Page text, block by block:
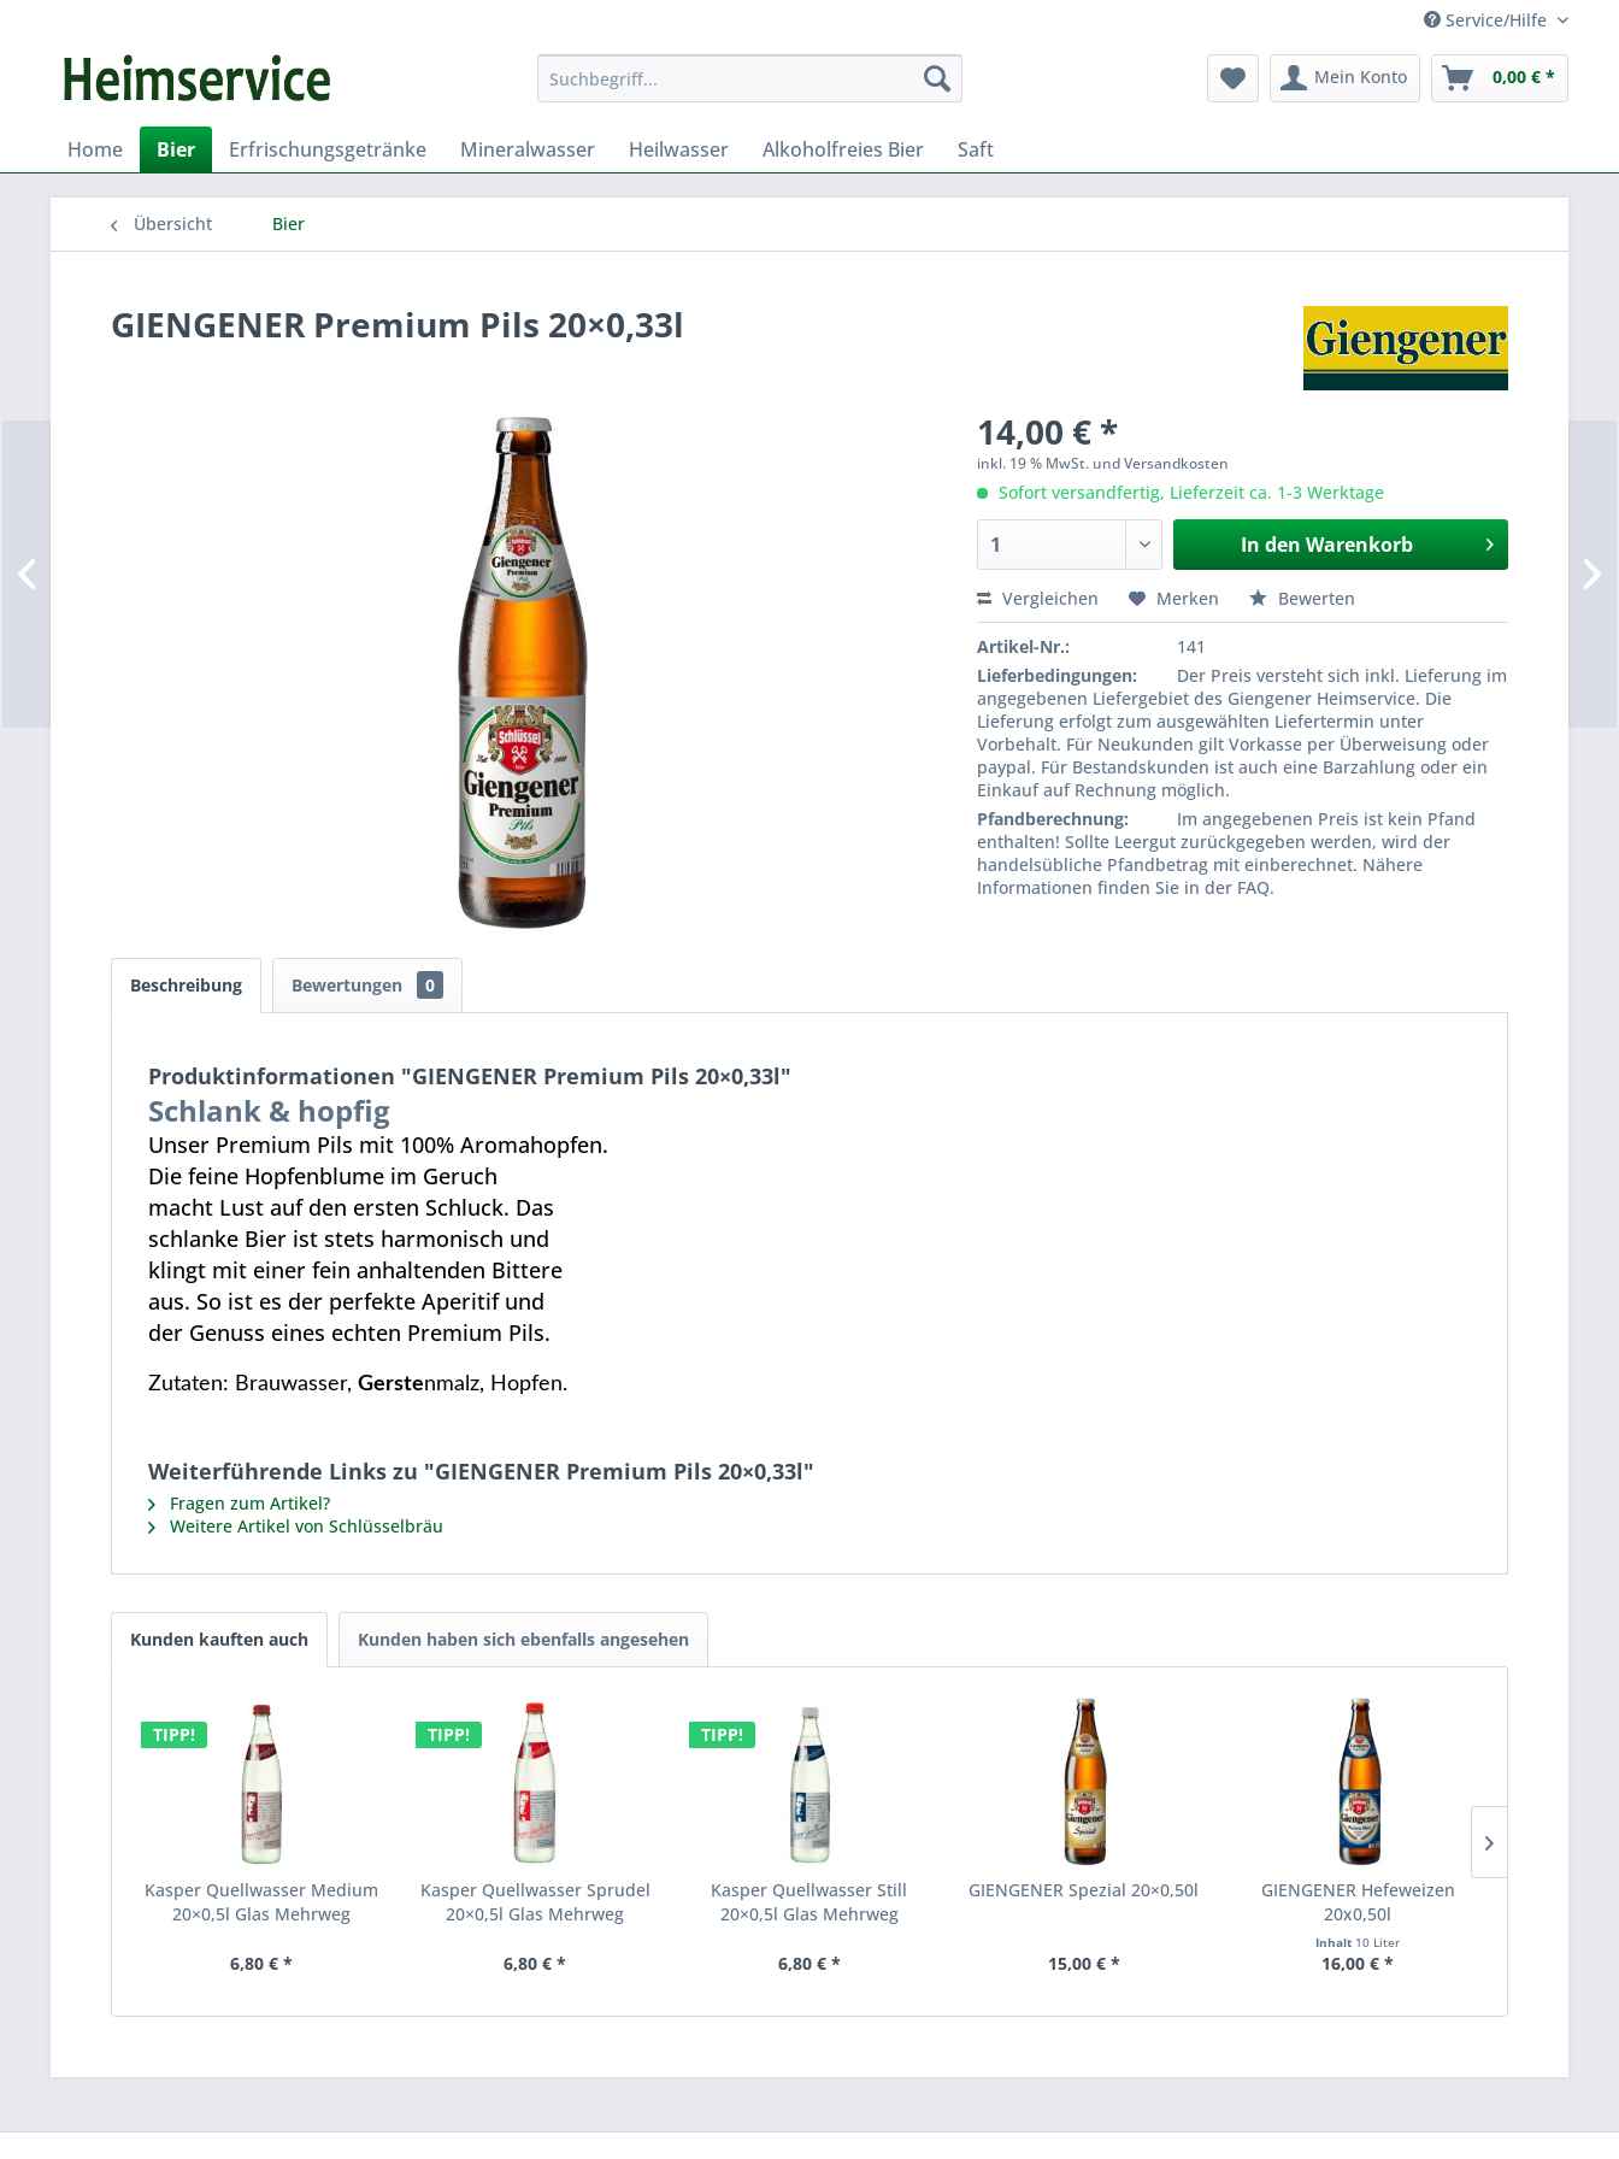
Service/Hilfe
Mein Konto 0,00 € *
Home Bier Erfrischungsgetränke Mineralwasser Heilwasser Alkoholfreies Bier Saft
Übersicht Bier
GIENGENER Premium Pils 20×0,33l
14,00 € *
inkl. 19 % MwSt. und Versandkosten
Sofort versandfertig, Lieferzeit ca. 1-3 Werktage
In den Warenkorb
Vergleichen Merken Bewerten
Artikel-Nr.:
141
Lieferbedingungen:
Der Preis versteht sich inkl. Lieferung im
angegebenen Liefergebiet des Giengener Heimservice. Die
Lieferung erfolgt zum ausgewählten Liefertermin unter
Vorbehalt. Für Neukunden gilt Vorkasse per Überweisung oder
paypal. Für Bestandskunden ist auch eine Barzahlung oder ein
Einkauf auf Rechnung möglich.
Pfandberechnung:
Im angegebenen Preis ist kein Pfand
enthalten! Sollte Leergut zurückgegeben werden, wird der
handelsübliche Pfandbetrag mit einberechnet. Nähere
Informationen finden Sie in der FAQ.
Beschreibung Bewertungen 0
Produktinformationen "GIENGENER Premium Pils 20×0,33l"
Schlank & hopfig
Unser Premium Pils mit 100% Aromahopfen.
Die feine Hopfenblume im Geruch
macht Lust auf den ersten Schluck. Das
schlanke Bier ist stets harmonisch und
klingt mit einer fein anhaltenden Bittere
aus. So ist es der perfekte Aperitif und
der Genuss eines echten Premium Pils.
Zutaten: Brauwasser, Gerstenmalz, Hopfen.
Weiterführende Links zu "GIENGENER Premium Pils 20×0,33l"
Fragen zum Artikel?
Weitere Artikel von Schlüsselbräu
Kunden kauften auch Kunden haben sich ebenfalls angesehen
TIPP!
Kasper Quellwasser Medium
20×0,5l Glas Mehrweg
6,80 € *
TIPP!
Kasper Quellwasser Sprudel
20×0,5l Glas Mehrweg
6,80 € *
TIPP!
Kasper Quellwasser Still
20×0,5l Glas Mehrweg
6,80 € *
GIENGENER Spezial 20×0,50l
15,00 € *
GIENGENER Hefeweizen
20x0,50l
Inhalt 10 Liter
16,00 € *